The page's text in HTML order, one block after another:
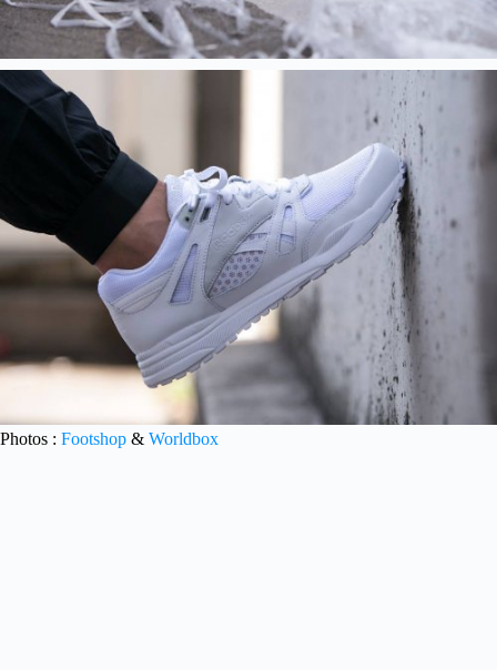
Photos : Footshop & Worldbox